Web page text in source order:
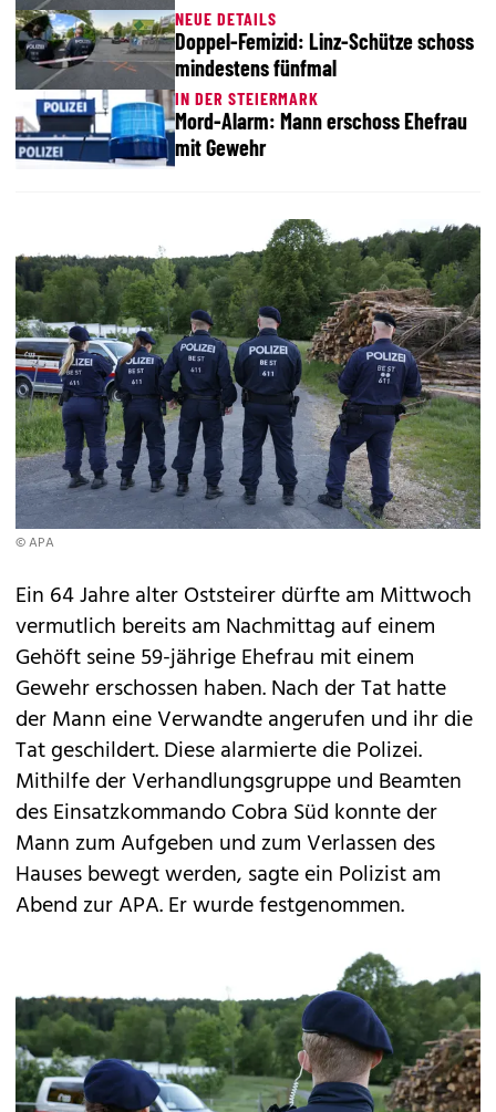
NEUE DETAILS
Doppel-Femizid: Linz-Schütze schoss
mindestens fünfmal
IN DER STEIERMARK
Mord-Alarm: Mann erschoss Ehefrau
mit Gewehr
© APA
Ein 64 Jahre alter Oststeirer dürfte am Mittwoch
vermutlich bereits am Nachmittag auf einem
Gehöft seine 59-jährige Ehefrau mit einem
Gewehr erschossen haben. Nach der Tat hatte
der Mann eine Verwandte angerufen und ihr die
Tat geschildert. Diese alarmierte die Polizei.
Mithilfe der Verhandlungsgruppe und Beamten
des Einsatzkommando Cobra Süd konnte der
Mann zum Aufgeben und zum Verlassen des
Hauses bewegt werden, sagte ein Polizist am
Abend zur APA. Er wurde festgenommen.